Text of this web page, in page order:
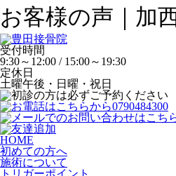
お客様の声｜加
受付時間
9:30～12:00 / 15:00～19:30
定休日
土曜午後・日曜・祝日
HOME
初めての方へ
施術について
トリガーポイント